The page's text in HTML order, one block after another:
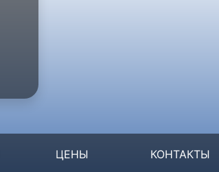
ЦЕНЫ КОНТАКТЫ